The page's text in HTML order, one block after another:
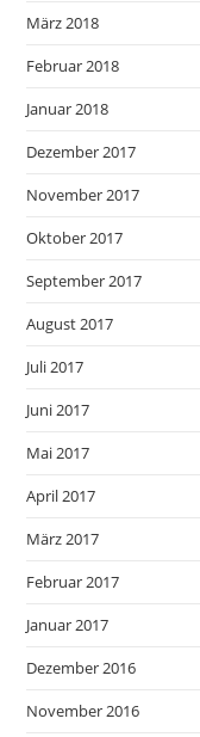
März 2018
Februar 2018
Januar 2018
Dezember 2017
November 2017
Oktober 2017
September 2017
August 2017
Juli 2017
Juni 2017
Mai 2017
April 2017
März 2017
Februar 2017
Januar 2017
Dezember 2016
November 2016